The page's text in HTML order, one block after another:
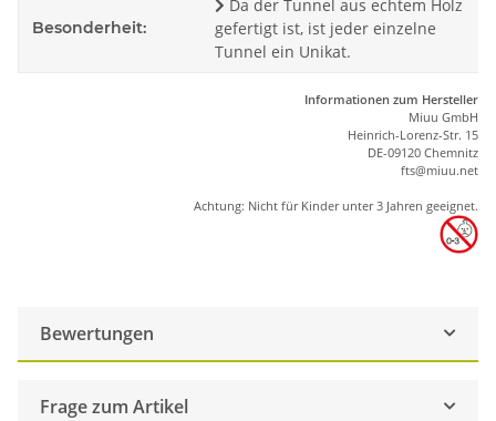
Besonderheit:
Da der Tunnel aus echtem Holz
gefertigt ist, ist jeder einzelne
Tunnel ein Unikat.
Informationen zum Hersteller
Miuu GmbH
Heinrich-Lorenz-Str. 15
DE-09120 Chemnitz
fts@miuu.net
Achtung: Nicht für Kinder unter 3 Jahren geeignet.
Bewertungen
Frage zum Artikel